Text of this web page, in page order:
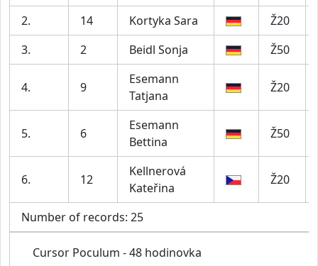
2. 14 Kortyka Sara Ž20
3.
2 Beidl Sonja Ž50
4. 9
Esemann
Tatjana
Ž20
5. 6
Esemann
Bettina
Ž50
6. 12
Kellnerová
Kateřina
Ž20
Number of records: 25
Cursor Poculum - 48 hodinovka